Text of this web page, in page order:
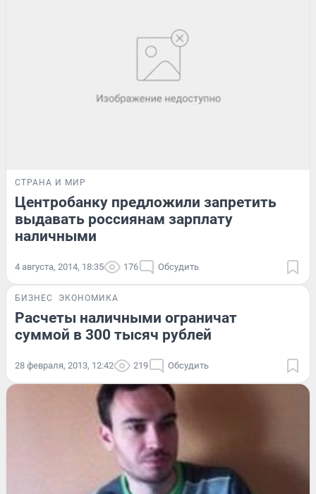
СТРАНА И МИР
Центробанку предложили запретить
выдавать россиянам зарплату
наличными
4 августа, 2014, 18:35 176 Обсудить
БИЗНЕС ЭКОНОМИКА
Расчеты наличными ограничат
суммой в 300 тысяч рублей
28 февраля, 2013, 12:42 219 Обсудить